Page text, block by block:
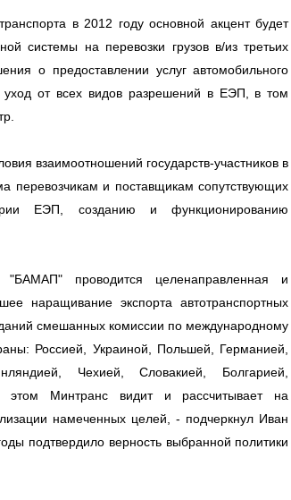
в 2012 году основной акцент будет
системы на перевозки грузов в/из третьих
о предоставлении услуг автомобильного
уход от всех видов разрешений в ЕЭП, в том
взаимоотношений государств-участников в
перевозчикам и поставщикам сопутствующих
ЕЭП, созданию и функционированию
"БАМАП" проводится целенаправленная и
наращивание экспорта автотранспортных
смешанных комиссии по международному
Россией, Украиной, Польшей, Германией,
Чехией, Словакией, Болгарией,
Минтранс видит и рассчитывает на
намеченных целей, - подчеркнул Иван
подтвердило верность выбранной политики